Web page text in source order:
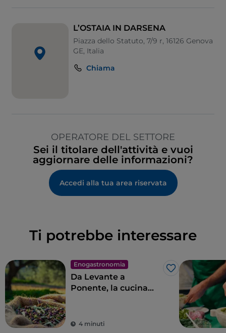
L’OSTAIA IN DARSENA
Piazza dello Statuto, 7/9 r, 16126 Genova
GE, Italia
Chiama
OPERATORE DEL SETTORE
Sei il titolare dell'attività e vuoi
aggiornare delle informazioni?
Accedi alla tua area riservata
Ti potrebbe interessare
Enogastronomia
Like
Da Levante a
Ponente, la cucina
4 minuti